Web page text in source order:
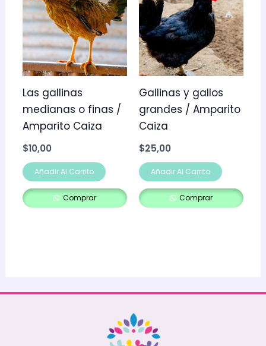
Las gallinas
medianas o finas /
Amparito Caiza
$10,00
Añadir Al Carrito
Comprar
Gallinas y gallos
grandes / Amparito
Caiza
$25,00
Añadir Al Carrito
Comprar